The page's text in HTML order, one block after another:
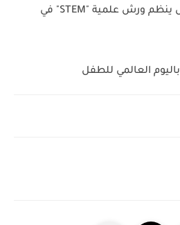
المركز العلمي المتنقل ينظم ورش علمية "STEM" في
العالمي للطفل